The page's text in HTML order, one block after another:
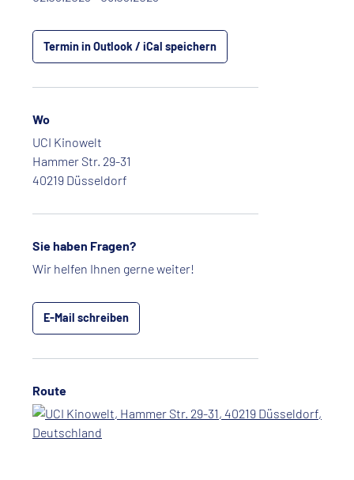
Termin in Outlook / iCal speichern
Wo
UCI Kinowelt
Hammer Str. 29-31
40219 Düsseldorf
Sie haben Fragen?
Wir helfen Ihnen gerne weiter!
E-Mail schreiben
Route